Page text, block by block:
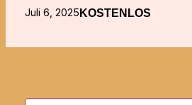
Juli 6, 2025 KOSTENLOS